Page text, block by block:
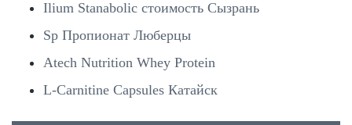
Ilium Stanabolic стоимость Сызрань
Sp Пропионат Люберцы
Atech Nutrition Whey Protein
L-Carnitine Capsules Катайск